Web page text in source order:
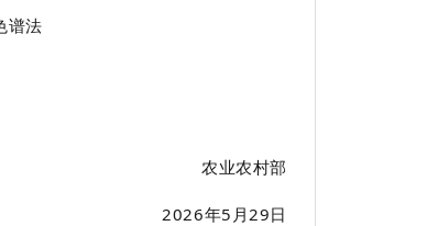
谱法
农业农村部
2026年5 月 29日